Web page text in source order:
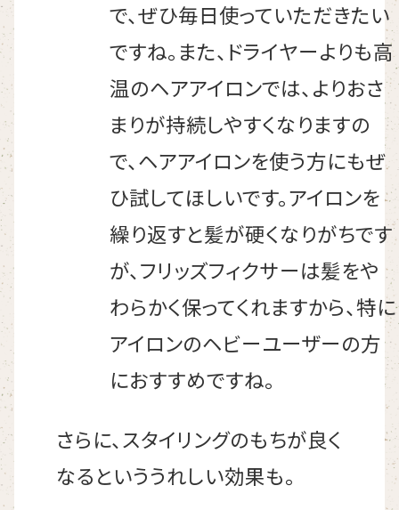
で、ぜひ毎日使っていただきたい
ですね。また、ドライヤーよりも高
温のヘアアイロンでは、よりおさ
まりが持続しやすくなりますの
で、ヘアアイロンを使う方にもぜ
ひ試してほしいです。アイロンを
繰り返すと髪が硬くなりがちです
が、フリッズフィクサーは髪をや
わらかく保ってくれますから、特に
アイロンのヘビーユーザーの方
におすすめですね。
さらに、スタイリングのもちが良く
なるといううれしい効果も。